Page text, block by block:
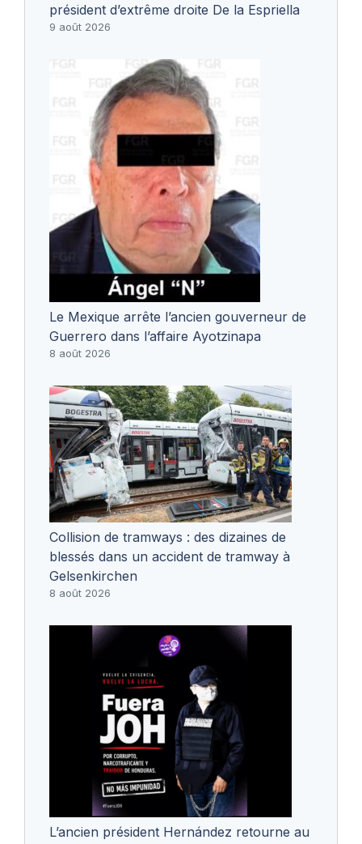
président d’extrême droite De la Espriella
9 août 2026
Le Mexique arrête l’ancien gouverneur de
Guerrero dans l’affaire Ayotzinapa
8 août 2026
Collision de tramways : des dizaines de
blessés dans un accident de tramway à
Gelsenkirchen
8 août 2026
L’ancien président Hernández retourne au